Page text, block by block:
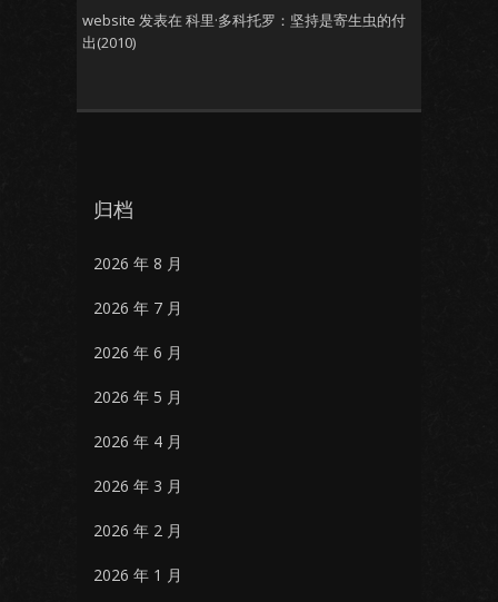
website 发表在 科里·多科托罗：坚持是寄生虫的付
出(2010)
归档
2026 年 8 月
2026 年 7 月
2026 年 6 月
2026 年 5 月
2026 年 4 月
2026 年 3 月
2026 年 2 月
2026 年 1 月